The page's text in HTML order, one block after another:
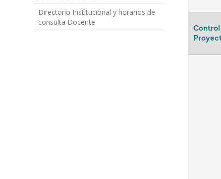
Directorio Institucional y horarios de
consulta Docente